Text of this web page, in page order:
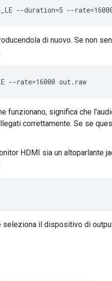
--duration=5 --
di nuovo. Se non
--rate=16000 out.raw
funzionano, significa che
correttamente. Se se
HDMI sia un altoparlante
seleziona il dispositivo di